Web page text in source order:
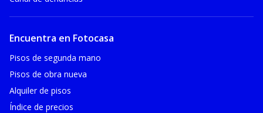
Encuentra en Fotocasa
Pisos de segunda mano
Pisos de obra nueva
Alquiler de pisos
Índice de precios